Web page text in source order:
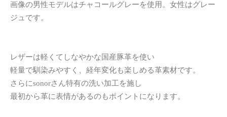
画像の男性モデルはチャコールグレーを使用。女性はグレー
ジュです。
レザーは軽くてしなやかな国産豚革を使い
軽量で馴染みやすく、経年変化も楽しめる革素材です。
さらにsonorさん特有の洗い加工を施し
最初から革に表情があるのもポイントになります。